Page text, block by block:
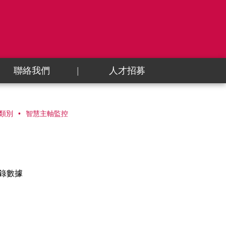
聯絡我們 人才招募
別 智慧主軸監控
數據